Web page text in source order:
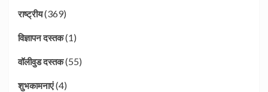
राष्ट्रीय(369)
विज्ञापन दस्तक(1)
वॉलीवुड दस्तक(55)
शुभकामनाएं(4)